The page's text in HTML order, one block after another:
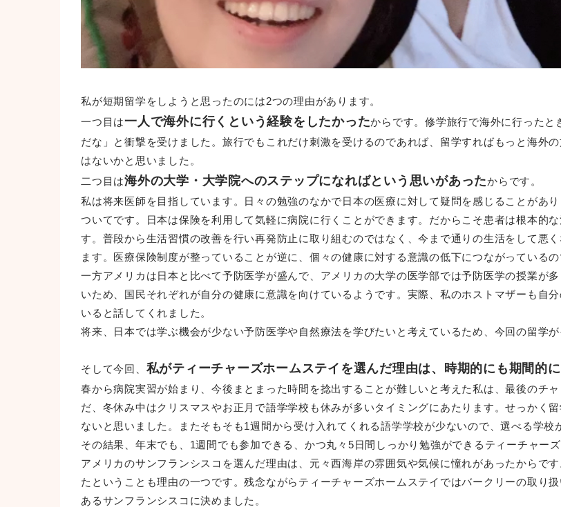
私が短期留学をしようと思ったのには2つの理由があります。
一つ目は一人で海外に行くという経験をしたかったからです。修学旅行で海外に行った
だな」と衝撃を受けました。旅行でもこれだけ刺激を受けるのであれば、留学すればもっと海外
はないかと思いました。
二つ目は海外の大学・大学院へのステップになればという思いがあったからです。
私は将来医師を目指しています。日々の勉強のなかで日本の医療に対して疑問を感じることがあ
ついてです。日本は保険を利用して気軽に病院に行くことができます。だからこそ患者は根本的
す。普段から生活習慣の改善を行い再発防止に取り組むのではなく、今まで通りの生活をして悪
ます。医療保険制度が整っていることが逆に、個々の健康に対する意識の低下につながっているの
一方アメリカは日本と比べて予防医学が盛んで、アメリカの大学の医学部では予防医学の授業が
いため、国民それぞれが自分の健康に意識を向けているようです。実際、私のホストマザーも自
いると話してくれました。
将来、日本では学ぶ機会が少ない予防医学や自然療法を学びたいと考えているため、今回の留学
そして今回、 私がティーチャーズホームステイを選んだ理由は、時期的にも期間的
春から病院実習が始まり、今後まとまった時間を捻出することが難しいと考えた私は、最後のチ
だ、冬休み中はクリスマスやお正月で語学学校も休みが多いタイミングにあたります。せっかく
ないと思いました。またそもそも1週間から受け入れてくれる語学学校が少ないので、選べる学校
その結果、年末でも、1週間でも参加できる、かつ丸々5日間しっかり勉強ができるティーチャー
アメリカのサンフランシスコを選んだ理由は、元々西海岸の雰囲気や気候に憧れがあったからで
たということも理由の一つです。残念ながらティーチャーズホームステイではバークリーの取り
あるサンフランシスコに決めました。